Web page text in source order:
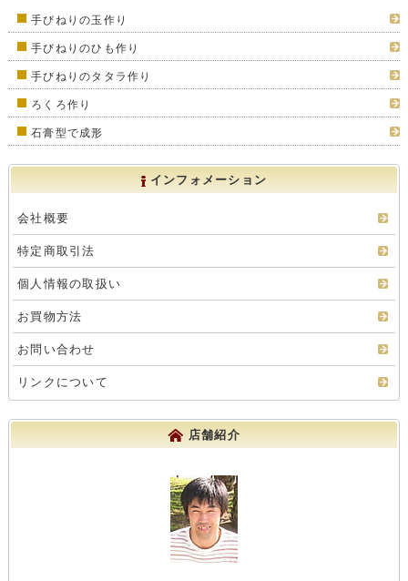
手びねりの玉作り
手びねりのひも作り
手びねりのタタラ作り
ろくろ作り
石膏型で成形
インフォメーション
会社概要
特定商取引法
個人情報の取扱い
お買物方法
お問い合わせ
リンクについて
店舗紹介